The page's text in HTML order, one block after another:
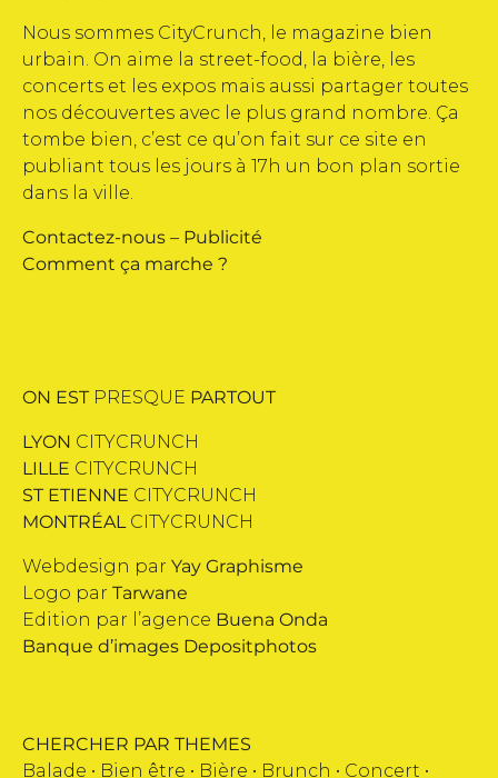
Nous sommes CityCrunch, le magazine bien
urbain. On aime la street-food, la bière, les
concerts et les expos mais aussi partager toutes
nos découvertes avec le plus grand nombre. Ça
tombe bien, c’est ce qu’on fait sur ce site en
publiant tous les jours à 17h un bon plan sortie
dans la ville.
Contactez-nous – Publicité
Comment ça marche ?
ON EST PRESQUE PARTOUT
LYON CITYCRUNCH
LILLE CITYCRUNCH
ST ETIENNE CITYCRUNCH
MONTRÉAL CITYCRUNCH
Webdesign par Yay Graphisme
Logo par Tarwane
Edition par l’agence Buena Onda
Banque d’images Depositphotos
CHERCHER PAR THEMES
Balade • Bien être • Bière • Brunch • Concert •